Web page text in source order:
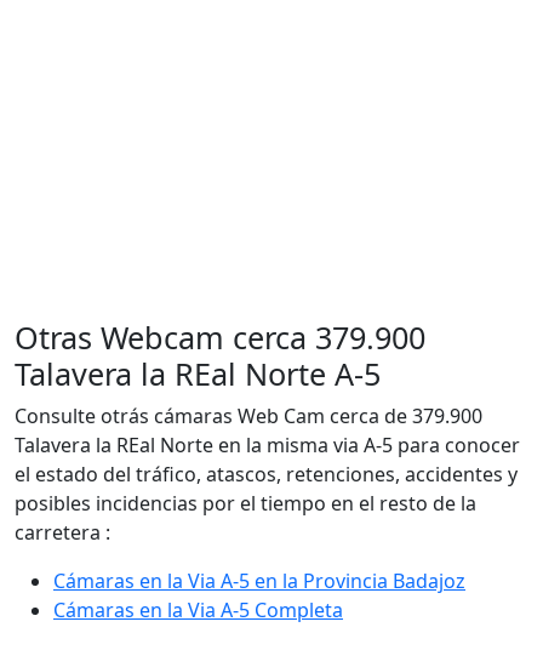
Otras Webcam cerca 379.900
Talavera la REal Norte A-5
Consulte otrás cámaras Web Cam cerca de 379.900
Talavera la REal Norte en la misma via A-5 para conocer
el estado del tráfico, atascos, retenciones, accidentes y
posibles incidencias por el tiempo en el resto de la
carretera :
Cámaras en la Via A-5 en la Provincia Badajoz
Cámaras en la Via A-5 Completa